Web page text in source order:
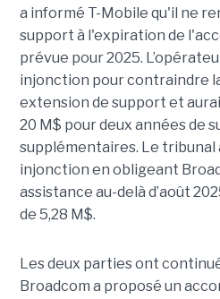
a informé T-Mobile qu'il ne
support à l'expiration de
prévue pour 2025.
injonction pour contraindre
extension de support et
20 M$ pour deux années de
supplémentaires. Le
injonction en obligeant
assistance au-delà d’août
de 5,28 M$.
Les deux parties ont
Broadcom a proposé un